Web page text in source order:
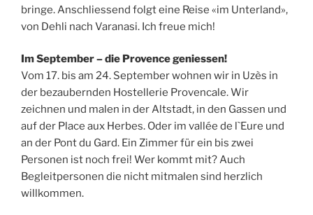
bringe. Anschliessend folgt eine Reise «im Unterland»,
von Dehli nach Varanasi. Ich freue mich!
Im September – die Provence geniessen!
Vom 17. bis am 24. September wohnen wir in Uzès in
der bezaubernden Hostellerie Provencale. Wir
zeichnen und malen in der Altstadt, in den Gassen und
auf der Place aux Herbes. Oder im vallée de l`Eure und
an der Pont du Gard. Ein Zimmer für ein bis zwei
Personen ist noch frei! Wer kommt mit? Auch
Begleitpersonen die nicht mitmalen sind herzlich
willkommen.